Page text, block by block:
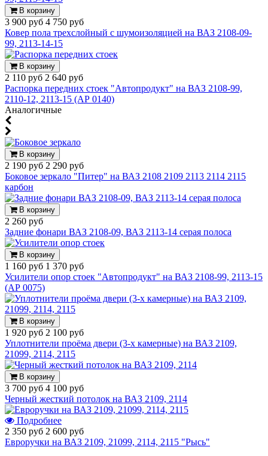
В корзину
3 900 руб 4 750 руб
Ковер пола трехслойный с шумоизоляцией на ВАЗ 2108-09-
99, 2113-14-15
В корзину
2 110 руб 2 640 руб
Распорка передних стоек "Автопродукт" на ВАЗ 2108-99,
2110-12, 2113-15 (АР 0140)
Аналогичные
В корзину
2 190 руб 2 290 руб
Боковое зеркало "Питер" на ВАЗ 2108 2109 2113 2114 2115
карбон
В корзину
2 260 руб
Задние фонари ВАЗ 2108-09, ВАЗ 2113-14 серая полоса
В корзину
1 160 руб 1 370 руб
Усилители опор стоек "Автопродукт" на ВАЗ 2108-99, 2113-15
(АР 0075)
В корзину
1 920 руб 2 100 руб
Уплотнители проёма двери (3-х камерные) на ВАЗ 2109,
21099, 2114, 2115
В корзину
3 700 руб 4 100 руб
Черный жесткий потолок на ВАЗ 2109, 2114
Подробнее
2 350 руб 2 600 руб
Евроручки на ВАЗ 2109, 21099, 2114, 2115 "Рысь"